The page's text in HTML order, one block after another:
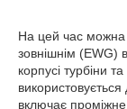
На цей час можна
зовнішнім (EWG)
корпусі турбіни
включає